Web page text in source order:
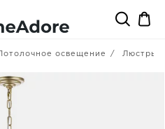
Потолочное освещение Люстры